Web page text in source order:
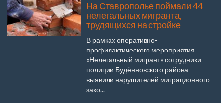
На Ставрополье поймали 44
нелегальных мигранта,
трудящихся на стройке
В рамках оперативно-
профилактического мероприятия
«Нелегальный мигрант» сотрудники
полиции Будённовского района
выявили нарушителей миграционного
зако...